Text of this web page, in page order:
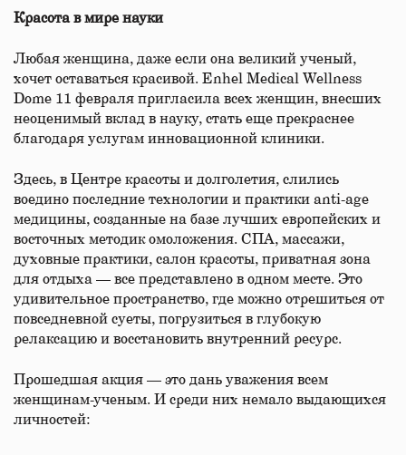
Красота в мире науки
Любая женщина, даже если она великий ученый,
хочет оставаться красивой. Enhel Medical Wellness
Dome 11 февраля пригласила всех женщин, внесших
неоценимый вклад в науку, стать еще прекраснее
благодаря услугам инновационной клиники.
Здесь, в Центре красоты и долголетия, слились
воедино последние технологии и практики anti-age
медицины, созданные на базе лучших европейских и
восточных методик омоложения. СПА, массажи,
духовные практики, салон красоты, приватная зона
для отдыха — все представлено в одном месте. Это
удивительное пространство, где можно отрешиться от
повседневной суеты, погрузиться в глубокую
релаксацию и восстановить внутренний ресурс.
Прошедшая акция — это дань уважения всем
женщинам-ученым. И среди них немало выдающихся
личностей: